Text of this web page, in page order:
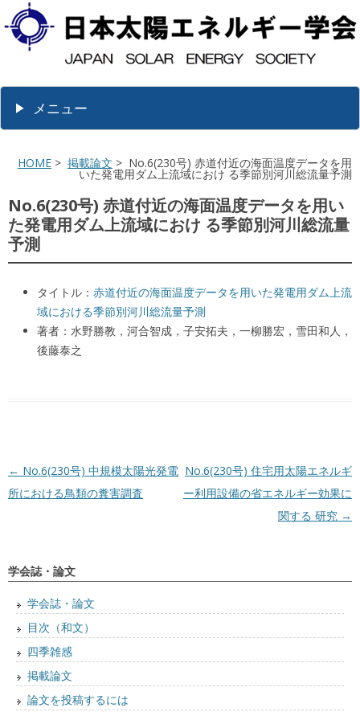
メニュー
HOME > 掲載論文 > No.6(230号) 赤道付近の海面温度データを用
いた発電用ダム上流域におけ る季節別河川総流量予測
No.6(230号) 赤道付近の海面温度データを用い
た発電用ダム上流域におけ る季節別河川総流量
予測
タイトル： 赤道付近の海面温度データを用いた発電用ダム上流
域における季節別河川総流量予測
著者：水野勝教，河合智成，子安拓夫，一柳勝宏，雪田和人，
後藤泰之
投稿ナビゲーション
← No.6(230号) 中規模太陽光発電
所における鳥類の糞害調査
No.6(230号) 住宅用太陽エネルギ
ー利用設備の省エネルギー効果に
関する 研究 →
学会誌・論文
学会誌・論文
目次（和文）
四季雑感
掲載論文
論文を投稿するには